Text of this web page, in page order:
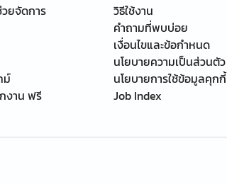
ยจัดการ
ม์
งาน ฟรี
วิธีใช้งาน
คำถามที่พบบ่อย
เงื่อนไขและข้อกำหนด
นโยบายความเป็นส่วนตัว
นโยบายการใช้ข้อมูลคุกกี้
Job Index